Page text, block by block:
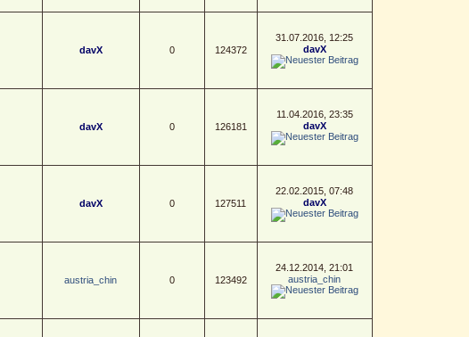
davX 0 124372
31.07.2016, 12:25
davX
davX 0 126181
11.04.2016, 23:35
davX
davX 0 127511
22.02.2015, 07:48
davX
austria_chin 0 123492
24.12.2014, 21:01
austria_chin